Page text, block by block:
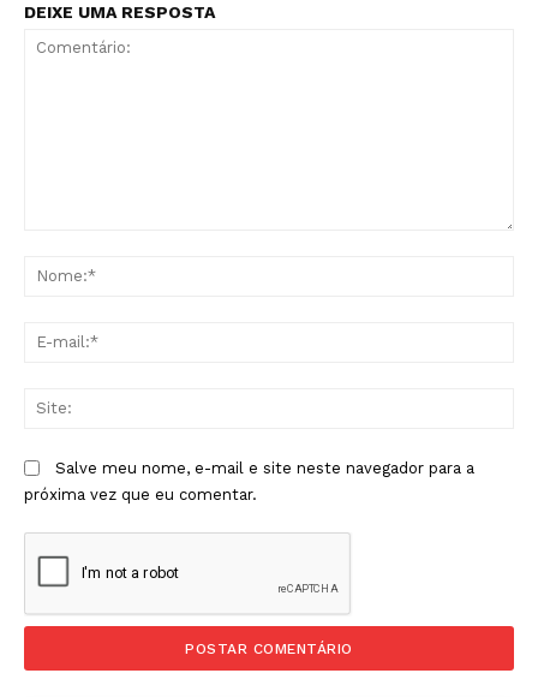
DEIXE UMA RESPOSTA
Salve meu nome, e-mail e site neste navegador para a
próxima vez que eu comentar.